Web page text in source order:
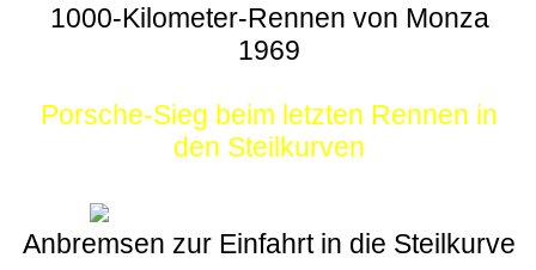
1000-Kilometer-Rennen von Monza
1969
Porsche-Sieg beim letzten Rennen in
den Steilkurven
Anbremsen zur Einfahrt in die Steilkurve